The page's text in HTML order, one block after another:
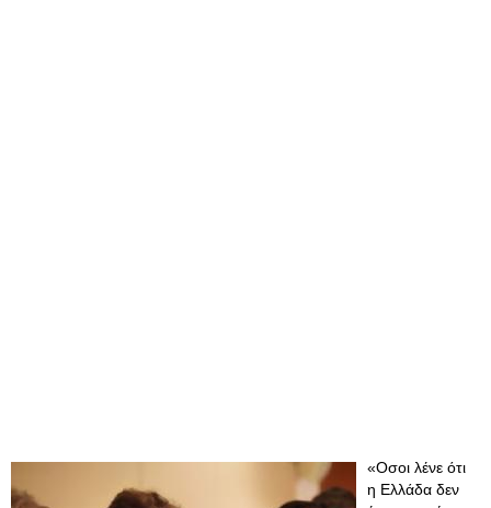
«Οσοι λένε ότι
η Ελλάδα δεν